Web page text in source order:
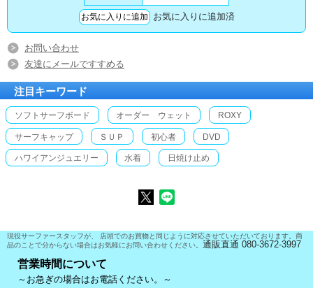
お気に入りに追加済
お問い合わせ
友達にメールですすめる
注目キーワード
ソフトサーフボード オーダー ウェット ROXY
サーフキャップ ＳＵＰ 初心者 DVD
ハワイアンジュエリー 水着 日焼け止め
現役サーファースタッフが、 店頭でのお買物と同じように対応させていただいております。商
品のことで分からない場合はお気軽にお問い合わせください。 通販直通 080-3672-3997
営業時間について
～お急ぎの場合はお電話ください。～